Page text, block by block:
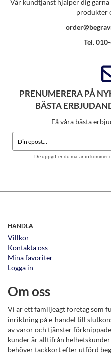
Vår kundtjänst hjälper dig
produkter
Tel.
PRENUMERERA PÅ
BÄSTA
Få våra bästa
De uppgifter du matar in kommer
HANDLA
Villkor
Kontakta oss
Mina favoriter
Logga in
Om oss
Vi är ett familjeägt företag som
inriktning på e-handel till
av varor och tjänster
kunder är alltifrån
behöver tackkort efter utförd